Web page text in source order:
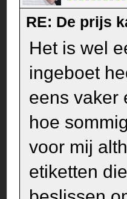
RE: De prijs
Het is wel
ingeboet
eens vaker
hoe
voor mij
etiketten